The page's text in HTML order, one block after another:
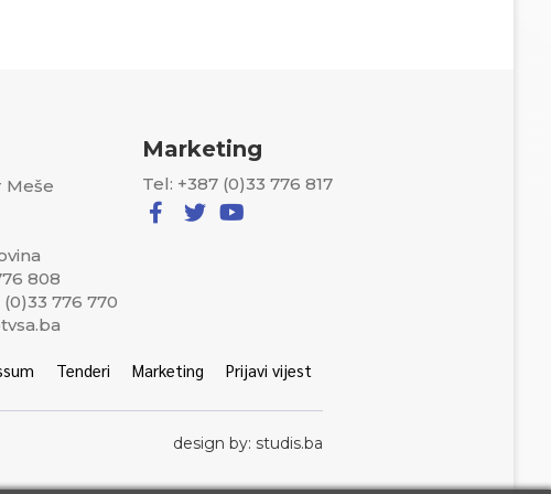
Meše
808
776 770
Marketing
Tel: +387 (0)33 776 817
Tenderi Marketing Prijavi vijest
design by: studis.ba